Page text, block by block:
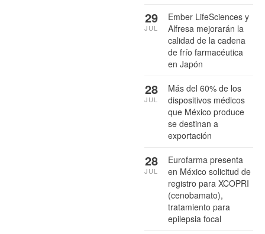
Ember LifeSciences y
Alfresa mejorarán la
calidad de la cadena
de frío farmacéutica
en Japón
29
JUL
Más del 60% de los
dispositivos médicos
que México produce
se destinan a
exportación
28
JUL
Eurofarma presenta
en México solicitud de
registro para XCOPRI
(cenobamato),
tratamiento para
epilepsia focal
28
JUL